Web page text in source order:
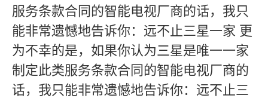
服务条款合同的智能电视厂商的话，我只
能非常遗憾地告诉你：远不止三星一家 更
为不幸的是，如果你认为三星是唯一一家
制定此类服务条款合同的智能电视厂商的
话，我只能非常遗憾地告诉你：远不止三